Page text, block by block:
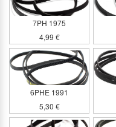
7PH 1975
4,99 €
6PHE 1991
5,30 €